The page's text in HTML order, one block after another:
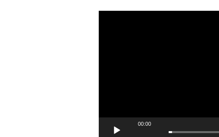
00:00